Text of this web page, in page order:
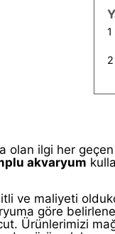
1
2
ilgi her geçen
akvaryum
ve maliyeti
göre
Ürünlerimizi